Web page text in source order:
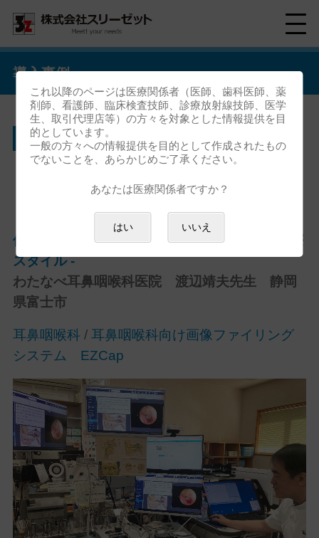
導入事例
わたなべ耳鼻咽喉科医院
【お客様の声 vol.8】
伝わる説明を目指して -"見せ方"を工夫する診療
スタイル -
わたなべ耳鼻咽喉科医院 渡辺靖夫先生 静岡
県富士市
耳鼻咽喉科 / 耳鼻咽喉科向け画像ファイリング
システム EZCap
これ以降のページは医療関係者（医師、歯科医師、薬
剤師、看護師、臨床検査技師、診療放射線技師、医学
生、取引代理店等）の方々を対象とした情報提供を目
的としています。
一般の方々への情報提供を目的として作成されたもの
でないことを、あらかじめご了承ください。
あなたは医療関係者ですか？
はい いいえ